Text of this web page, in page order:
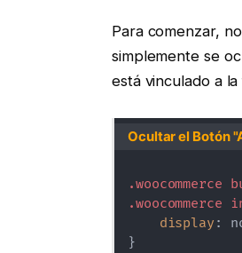
Para comenzar,
simplemente se
está vinculado a
Ocultar el Botón
.woocommerce
display :
}